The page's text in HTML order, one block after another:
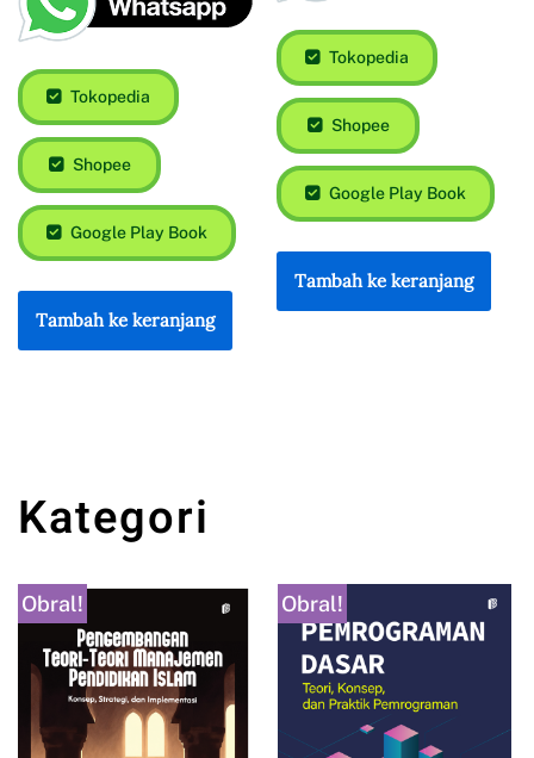
Tokopedia
Shopee
Google Play Book
Tambah ke keranjang
Tokopedia
Shopee
Google Play Book
Tambah ke keranjang
Kategori
Obral! Obral!